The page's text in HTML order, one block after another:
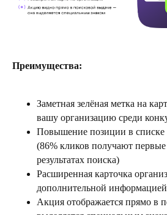
Преимущества:
Заметная зелёная метка на
вашу организацию среди
Повышение позиции в списке
(86% кликов получают
результатах поиска)
Расширенная карточка
дополнительной информацией
Акция отображается прямо в